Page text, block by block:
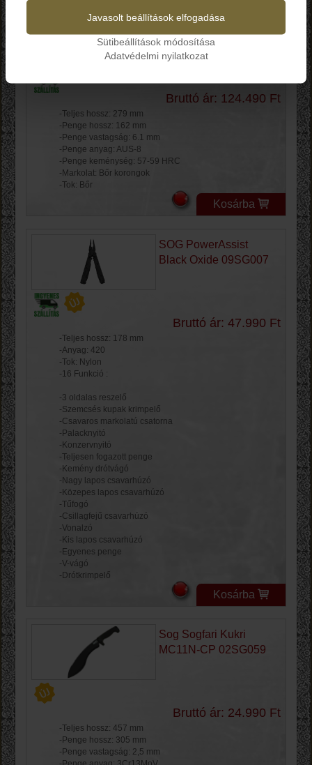
SOG Bowie 2.0 S1T-L
C378310016
Bruttó ár: 124.490 Ft
-Teljes hossz: 279 mm
-Penge hossz: 162 mm
-Penge vastagság: 6.1 mm
-Penge anyag: AUS-8
-Penge keménység: 57-59 HRC
-Markolat: Bőr korongok
-Tok: Bőr
Kosárba
SOG PowerAssist
Black Oxide 09SG007
Bruttó ár: 47.990 Ft
-Teljes hossz: 178 mm
-Anyag: 420
-Tok: Nylon
-16 Funkció :
-3 oldalas reszelő
-Szemcsés kupak krimpelő
-Csavaros markolatú csatorna
-Palacknyitó
-Konzervnyitó
-Teljesen fogazott penge
-Kemény drótvágó
-Nagy lapos csavarhúzó
-Közepes lapos csavarhúzó
-Tűfogó
-Csillagfejű csavarhúzó
-Vonalzó
-Kis lapos csavarhúzó
-Egyenes penge
-V-vágó
-Drótkrimpelő
Kosárba
Sog Sogfari Kukri
MC11N-CP 02SG059
Bruttó ár: 24.990 Ft
-Teljes hossz: 457 mm
-Penge hossz: 305 mm
-Penge vastagság: 2,5 mm
Javasolt beállítások elfogadása
Sütibeállítások módosítása
Adatvédelmi nyilatkozat